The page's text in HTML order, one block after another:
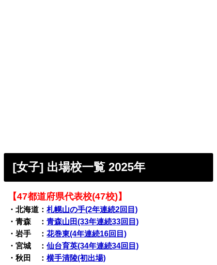
[女子] 出場校一覧 2025年
【47都道府県代表校(47校)】
・北海道：札幌山の手(2年連続2回目)
・青森 ：青森山田(33年連続33回目)
・岩手 ：花巻東(4年連続16回目)
・宮城 ：仙台育英(34年連続34回目)
・秋田 ：横手清陵(初出場)